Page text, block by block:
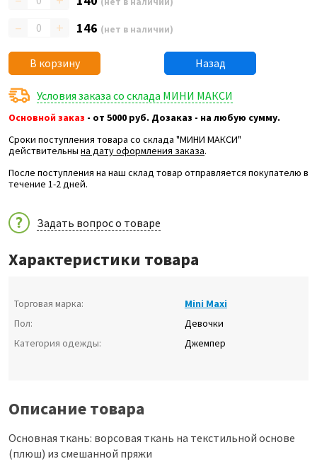
– + 146 (нет в наличии)
В корзину Назад
Условия заказа со склада МИНИ МАКСИ
Основной заказ - от 5000 руб. Дозаказ - на любую сумму.
Сроки поступления товара со склада "МИНИ МАКСИ"
действительны на дату оформления заказа.
После поступления на наш склад товар отправляется покупателю в
течение 1-2 дней.
Задать вопрос о товаре
Характеристики товара
Торговая марка:
Mini Maxi
Пол:
Девочки
Категория одежды:
Джемпер
Описание товара
Основная ткань: ворсовая ткань на текстильной основе
(плюш) из смешанной пряжи